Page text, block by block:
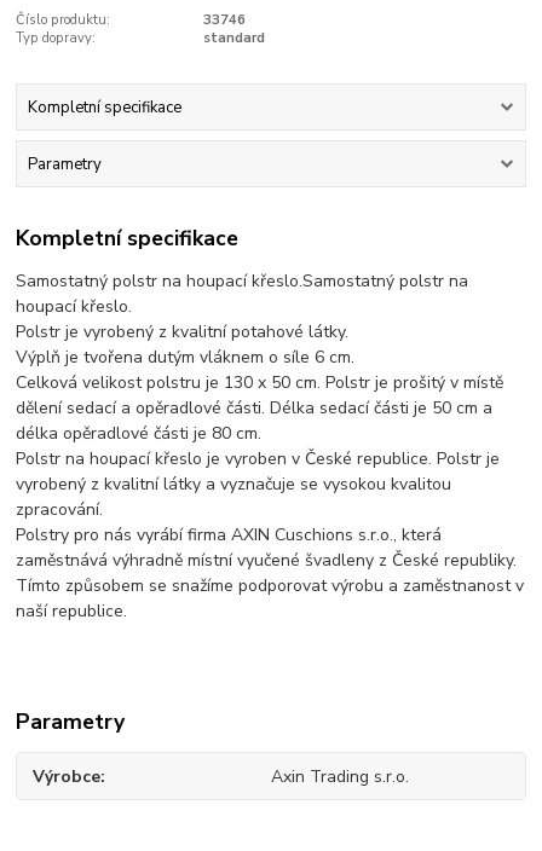
Číslo produktu:
33746
Typ dopravy:
standard
Kompletní specifikace
Parametry
Kompletní specifikace
Samostatný polstr na houpací křeslo.Samostatný polstr na
houpací křeslo.
Polstr je vyrobený z kvalitní potahové látky.
Výplň je tvořena dutým vláknem o síle 6 cm.
Celková velikost polstru je 130 x 50 cm. Polstr je prošitý v místě
dělení sedací a opěradlové části. Délka sedací části je 50 cm a
délka opěradlové části je 80 cm.
Polstr na houpací křeslo je vyroben v České republice. Polstr je
vyrobený z kvalitní látky a vyznačuje se vysokou kvalitou
zpracování.
Polstry pro nás vyrábí firma AXIN Cuschions s.r.o., která
zaměstnává výhradně místní vyučené švadleny z České republiky.
Tímto způsobem se snažíme podporovat výrobu a zaměstnanost v
naší republice.
Parametry
Výrobce Axin Trading s.r.o.